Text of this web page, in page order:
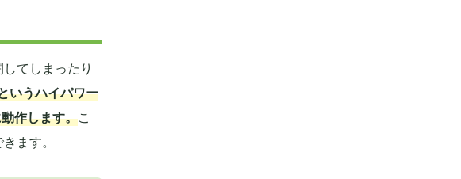
てしまったり
いうハイパワー
作します。こ
ます。